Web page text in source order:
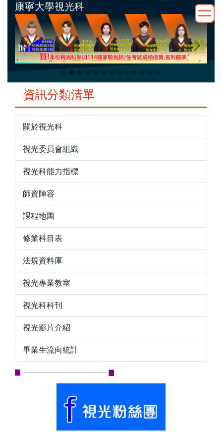
康寧大學視光科
資訊分類清單
關於視光科
視光委員會組織
視光科能力指標
師資陣容
課程地圖
修業科目表
法規資料庫
視光專業教室
視光科科刊
視光影片介紹
畢業生流向統計